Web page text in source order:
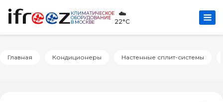
КЛИМАТИЧЕСКОЕ
ОБОРУДОВАНИЕ
В МОСКВЕ
☁️
22°C
Главная Кондиционеры Настенные сплит-системы